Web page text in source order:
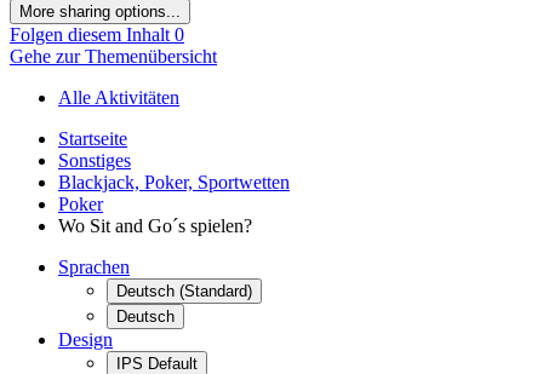
More sharing options...
Folgen diesem Inhalt 0
Gehe zur Themenübersicht
Alle Aktivitäten
Startseite
Sonstiges
Blackjack, Poker, Sportwetten
Poker
Wo Sit and Go´s spielen?
Sprachen
Deutsch (Standard)
Deutsch
Design
IPS Default